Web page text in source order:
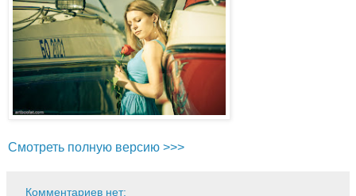
Смотреть полную версию >>>
Комментариев нет: